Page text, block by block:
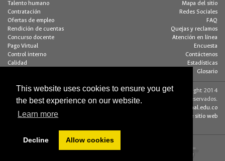
This website uses cookies to ensure you get
the best experience on our website.
Learn more
Decline Allow cookies
Talento humano
Contratación
Ofertas de empleo
Rendición de cuentas
Concurso docente
Pago Virtual
Control interno
Calidad
Mapa del sitio
Redes Sociales
FAQ
Quejas y reclamos
Atención en línea
Encuesta
Contáctenos
Estadísticas
Glosario
Contacto página web:
Dirección
Bogotá D.C., Colombia
© Copyright 2014
Algunos derechos reservados.
editorweb_fchbog@unal.edu.co
Acerca de este sitio web